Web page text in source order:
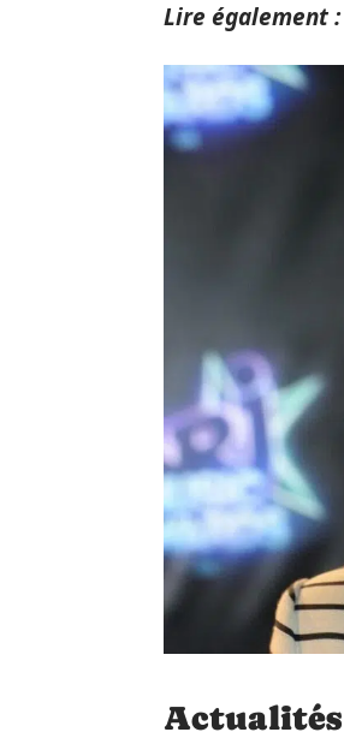
Lire également :